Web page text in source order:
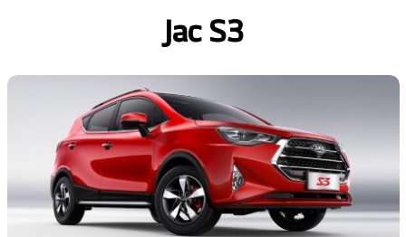
Jac S3